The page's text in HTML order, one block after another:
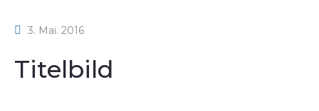
3. Mai. 2016
Titelbild